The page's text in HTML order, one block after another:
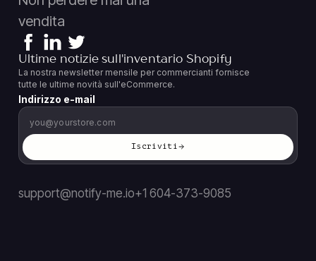
vendita
Ultime notizie sull'inventario Shopify
La nostra newsletter mensile per commercianti fornisce
tutte le ultime novità sull'eCommerce.
Indirizzo e-mail
Iscriviti
support@notify-me.io+1 604-373-9085